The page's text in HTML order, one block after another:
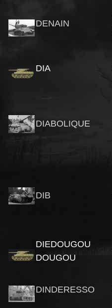
DENAIN
DIA
DIABOLIQUE
DIB
DIEDOUGOU
DOUGOU
DINDERESSO